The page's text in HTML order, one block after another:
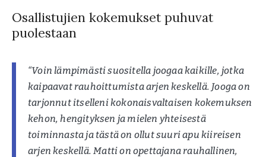
Osallistujien kokemukset puhuvat
puolestaan
“Voin lämpimästi suositella joogaa kaikille, jotka
kaipaavat rauhoittumista arjen keskellä. Jooga on
tarjonnut itselleni kokonaisvaltaisen kokemuksen
kehon, hengityksen ja mielen yhteisestä
toiminnasta ja tästä on ollut suuri apu kiireisen
arjen keskellä. Matti on opettajana rauhallinen,